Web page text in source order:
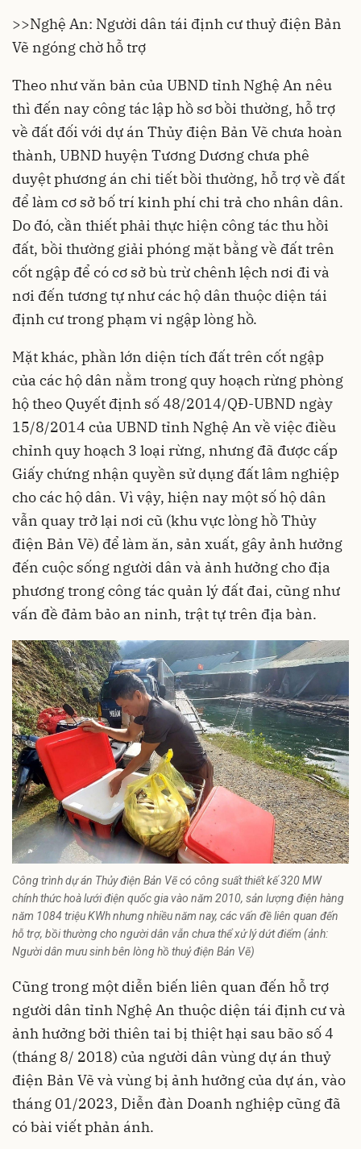
>>Nghệ An: Người dân tái định cư thuỷ điện Bản
Vẽ ngóng chờ hỗ trợ
Theo như văn bản của UBND tỉnh Nghệ An nêu
thì đến nay công tác lập hồ sơ bồi thường, hỗ trợ
về đất đối với dự án Thủy điện Bản Vẽ chưa hoàn
thành, UBND huyện Tương Dương chưa phê
duyệt phương án chi tiết bồi thường, hỗ trợ về đất
để làm cơ sở bố trí kinh phí chi trả cho nhân dân.
Do đó, cần thiết phải thực hiện công tác thu hồi
đất, bồi thường giải phóng mặt bằng về đất trên
cốt ngập để có cơ sở bù trừ chênh lệch nơi đi và
nơi đến tương tự như các hộ dân thuộc diện tái
định cư trong phạm vi ngập lòng hồ.
Mặt khác, phần lớn diện tích đất trên cốt ngập
của các hộ dân nằm trong quy hoạch rừng phòng
hộ theo Quyết định số 48/2014/QĐ-UBND ngày
15/8/2014 của UBND tỉnh Nghệ An về việc điều
chỉnh quy hoạch 3 loại rừng, nhưng đã được cấp
Giấy chứng nhận quyền sử dụng đất lâm nghiệp
cho các hộ dân. Vì vậy, hiện nay một số hộ dân
vẫn quay trở lại nơi cũ (khu vực lòng hồ Thủy
điện Bản Vẽ) để làm ăn, sản xuất, gây ảnh hưởng
đến cuộc sống người dân và ảnh hưởng cho địa
phương trong công tác quản lý đất đai, cũng như
vấn đề đảm bảo an ninh, trật tự trên địa bàn.
Công trình dự án Thủy điện Bản Vẽ có công suất thiết kế 320 MW
chính thức hoà lưới điện quốc gia vào năm 2010, sản lượng điện hàng
năm 1084 triệu KWh nhưng nhiều năm nay, các vấn đề liên quan đến
hỗ trợ, bồi thường cho người dân vẫn chưa thể xử lý dứt điểm (ảnh:
Người dân mưu sinh bên lòng hồ thuỷ điện Bản Vẽ)
Cũng trong một diễn biến liên quan đến hỗ trợ
người dân tỉnh Nghệ An thuộc diện tái định cư và
ảnh hưởng bởi thiên tai bị thiệt hại sau bão số 4
(tháng 8/ 2018) của người dân vùng dự án thuỷ
điện Bản Vẽ và vùng bị ảnh hưởng của dự án, vào
tháng 01/2023, Diễn đàn Doanh nghiệpcũng đã
có bài viết phản ánh.